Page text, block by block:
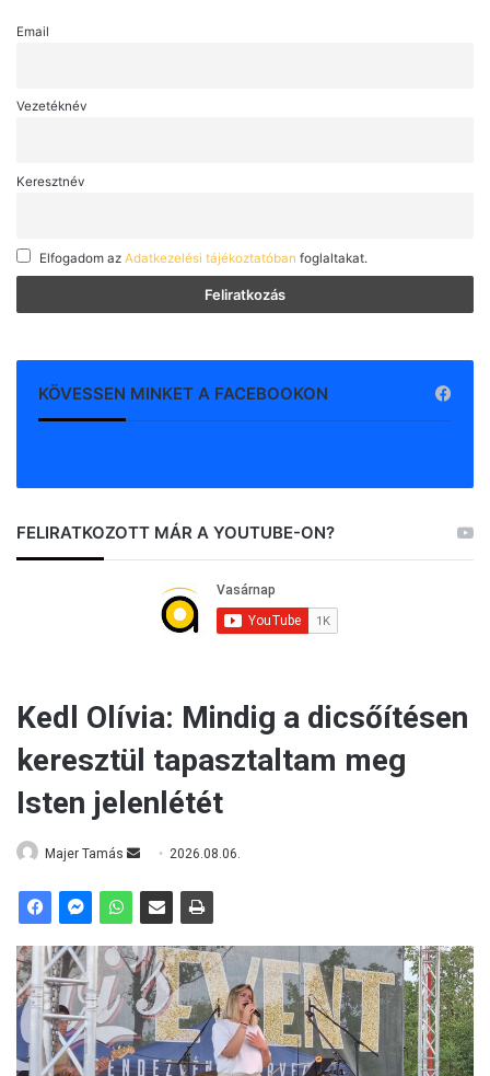
Email
Vezetéknév
Keresztnév
Elfogadom az Adatkezelési tájékoztatóban foglaltakat.
KÖVESSEN MINKET A FACEBOOKON
FELIRATKOZOTT MÁR A YOUTUBE-ON?